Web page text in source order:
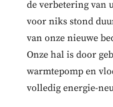
de verbetering van
voor niks stond
van onze nieuwe
Onze hal is door
warmtepomp en
volledig energie-